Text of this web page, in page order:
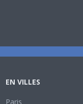
EN VILLES
Paris